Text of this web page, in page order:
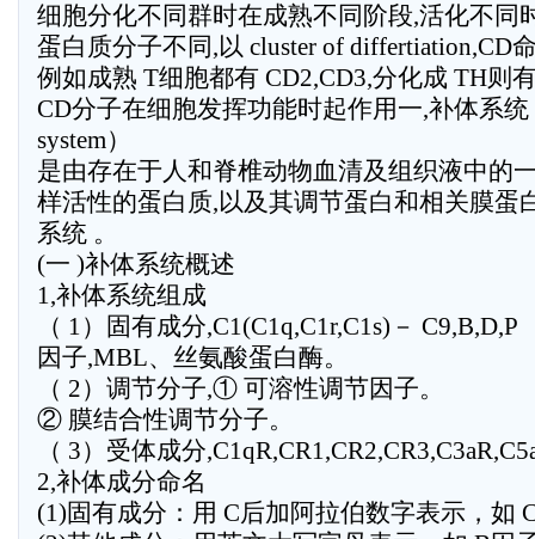
细胞分化不同群时在成熟不同阶段,活化不同
蛋白质分子不同,以 cluster of differtiation,CD
例如成熟 T细胞都有 CD2,CD3,分化成 TH则
CD分子在细胞发挥功能时起作用一,补体系统
system）
是由存在于人和脊椎动物血清及组织液中的
样活性的蛋白质,以及其调节蛋白和相关膜蛋
系统 。
(一 )补体系统概述
1,补体系统组成
（ 1）固有成分,C1(C1q,C1r,C1s)－ C9,B,D,P
因子,MBL、丝氨酸蛋白酶。
（ 2）调节分子,① 可溶性调节因子。
② 膜结合性调节分子。
（ 3）受体成分
2,补体成分命名
(1)固有成分：用 C后加阿拉伯数字表示，如